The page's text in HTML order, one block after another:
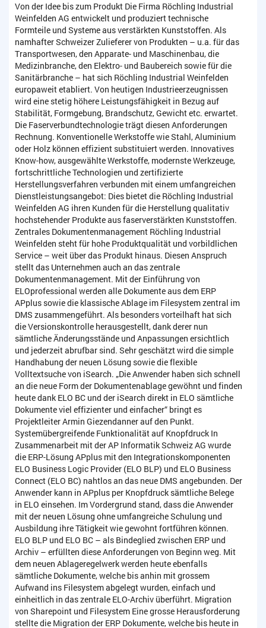
Von der Idee bis zum Produkt Die Firma Röchling Industrial
Weinfelden AG entwickelt und produziert technische
Formteile und Systeme aus verstärkten Kunststoffen. Als
namhafter Schweizer Zulieferer von Produkten – u.a. für das
Transportwesen, den Apparate- und Maschinenbau, die
Medizinbranche, den Elektro- und Baubereich sowie für die
Sanitärbranche – hat sich Röchling Industrial Weinfelden
europaweit etabliert. Von heutigen Industrieerzeugnissen
wird eine stetig höhere Leistungsfähigkeit in Bezug auf
Stabilität, Formgebung, Brandschutz, Gewicht etc. erwartet.
Die Faserverbundtechnologie trägt diesen Anforderungen
Rechnung. Konventionelle Werkstoffe wie Stahl, Aluminium
oder Holz können effizient substituiert werden. Innovatives
Know-how, ausgewählte Werkstoffe, modernste Werkzeuge,
fortschrittliche Technologien und zertifizierte
Herstellungsverfahren verbunden mit einem umfangreichen
Dienstleistungsangebot: Dies bietet die Röchling Industrial
Weinfelden AG ihren Kunden für die Herstellung qualitativ
hochstehender Produkte aus faserverstärkten Kunststoffen.
Zentrales Dokumentenmanagement Röchling Industrial
Weinfelden steht für hohe Produktqualität und vorbildlichen
Service – weit über das Produkt hinaus. Diesen Anspruch
stellt das Unternehmen auch an das zentrale
Dokumentenmanagement. Mit der Einführung von
ELOprofessional werden alle Dokumente aus dem ERP
APplus sowie die klassische Ablage im Filesystem zentral im
DMS zusammengeführt. Als besonders vorteilhaft hat sich
die Versionskontrolle herausgestellt, dank derer nun
sämtliche Änderungsstände und Anpassungen ersichtlich
und jederzeit abrufbar sind. Sehr geschätzt wird die simple
Handhabung der neuen Lösung sowie die flexible
Volltextsuche von iSearch. „Die Anwender haben sich schnell
an die neue Form der Dokumentenablage gewöhnt und finden
heute dank ELO BC und der iSearch direkt in ELO sämtliche
Dokumente viel effizienter und einfacher“ bringt es
Projektleiter Armin Giezendanner auf den Punkt.
Systemübergreifende Funktionalität auf Knopfdruck In
Zusammenarbeit mit der AP Informatik Schweiz AG wurde
die ERP-Lösung APplus mit den Integrationskomponenten
ELO Business Logic Provider (ELO BLP) und ELO Business
Connect (ELO BC) nahtlos an das neue DMS angebunden. Der
Anwender kann in APplus per Knopfdruck sämtliche Belege
in ELO einsehen. Im Vordergrund stand, dass die Anwender
mit der neuen Lösung ohne umfangreiche Schulung und
Ausbildung ihre Tätigkeit wie gewohnt fortführen können.
ELO BLP und ELO BC – als Bindeglied zwischen ERP und
Archiv – erfüllten diese Anforderungen von Beginn weg. Mit
dem neuen Ablageregelwerk werden heute ebenfalls
sämtliche Dokumente, welche bis anhin mit grossem
Aufwand ins Filesystem abgelegt wurden, einfach und
einheitlich in das zentrale ELO-Archiv überführt. Migration
von Sharepoint und Filesystem Eine grosse Herausforderung
stellte die Migration der ERP Dokumente, welche bis heute in